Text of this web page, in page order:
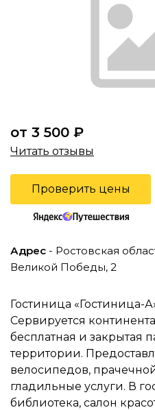
от 3 500 ₽
Читать отзывы
Проверить цены
Адрес - Ростовская
Великой Победы, 2
Гостиница «Гостиница-
Сервируется
бесплатная и закрытая
территории.
велосипедов,
гладильные услуги. В
библиотека, салон